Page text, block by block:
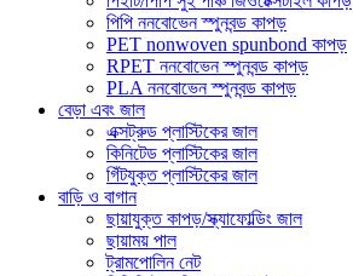
পিপি ননবোভেন স্পুনবন্ড কাপড়
PET nonwoven spunbond কাপড়
RPET ননবোভেন স্পুনবন্ড কাপড়
PLA ননবোভেন স্পুনবন্ড কাপড়
বেড়া এবং জাল
এক্সট্রুড প্লাস্টিকের জাল
কিনিটেড প্লাস্টিকের জাল
গিঁটযুক্ত প্লাস্টিকের জাল
বাড়ি ও বাগান
ছায়াযুক্ত কাপড়/স্ক্যাফোল্ডিং জাল
ছায়াময় পাল
ট্রামপোলিন নেট